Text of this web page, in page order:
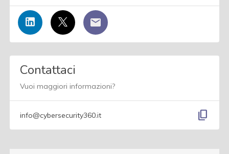
Contattaci
Vuoi maggiori informazioni?
info@cybersecurity360.it content_copy